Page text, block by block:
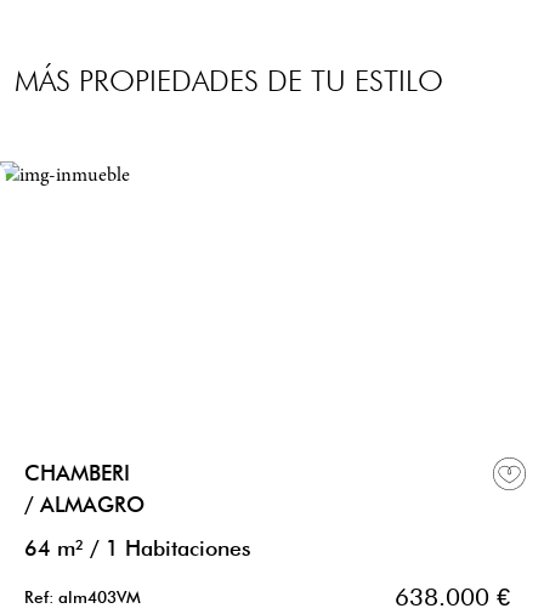
MÁS PROPIEDADES DE TU ESTILO
CHAMBERI
/ ALMAGRO
64 m² / 1 Habitaciones
Ref: alm403VM 638.000 €